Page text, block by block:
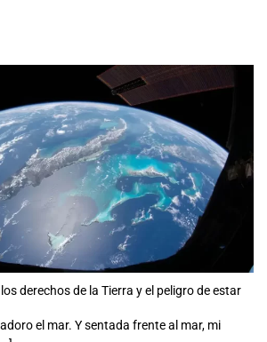
derechos de la Tierra y el peligro de estar
el mar. Y sentada frente al mar, mi